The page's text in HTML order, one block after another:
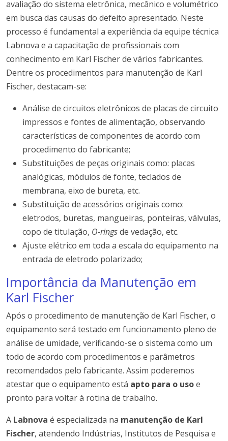
avaliação do sistema eletrônica, mecânico e volumétrico
em busca das causas do defeito apresentado. Neste
processo é fundamental a experiência da equipe técnica
Labnova e a capacitação de profissionais com
conhecimento em Karl Fischer de vários fabricantes.
Dentre os procedimentos para manutenção de Karl
Fischer, destacam-se:
Análise de circuitos eletrônicos de placas de circuito
impressos e fontes de alimentação, observando
características de componentes de acordo com
procedimento do fabricante;
Substituições de peças originais como: placas
analógicas, módulos de fonte, teclados de
membrana, eixo de bureta, etc.
Substituição de acessórios originais como:
eletrodos, buretas, mangueiras, ponteiras, válvulas,
copo de titulação, O-ringsde vedação, etc.
Ajuste elétrico em toda a escala do equipamento na
entrada de eletrodo polarizado;
Importância da Manutenção em
Karl Fischer
Após o procedimento de manutenção de Karl Fischer, o
equipamento será testado em funcionamento pleno de
análise de umidade, verificando-se o sistema como um
todo de acordo com procedimentos e parâmetros
recomendados pelo fabricante. Assim poderemos
atestar que o equipamento está apto para o usoe
pronto para voltar à rotina de trabalho.
A Labnova é especializada na manutenção de Karl
Fischer, atendendo Indústrias, Institutos de Pesquisa e